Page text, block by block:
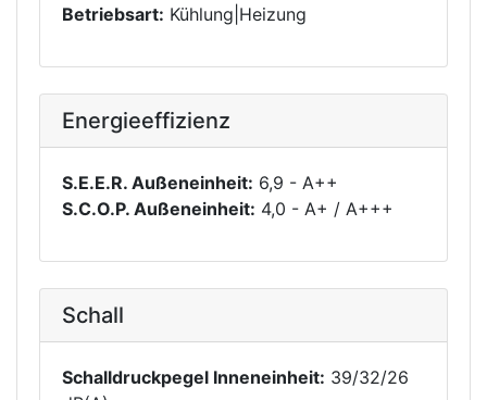
Betriebsart: Kühlung|Heizung
Energieeffizienz
S.E.E.R. Außeneinheit: 6,9 - A++
S.C.O.P. Außeneinheit: 4,0 - A+ / A+++
Schall
Schalldruckpegel Inneneinheit: 39/32/26